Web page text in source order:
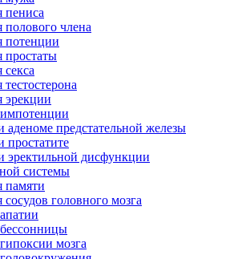
пениса
полового члена
потенции
простаты
секса
тестостерона
эрекции
аденоме предстательной железы
простатите
эректильной дисфункции
системы
памяти
сосудов головного мозга
мозга